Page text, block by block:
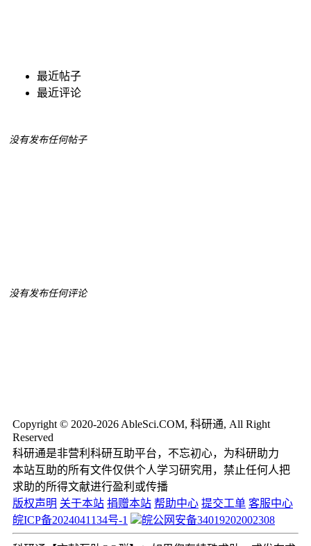
最近帖子
最近评论
没有发布任何帖子
没有发布任何评论
Copyright © 2020-2026 AbleSci.COM, 科研通, All Right
Reserved
科研通是非营利科研互助平台，不忘初心，为科研助力
本站互助的所有文件仅供个人学习研究用，禁止任何人把
求助的所得文献进行盈利或传播
版权声明 关于本站 捐赠本站 帮助中心 提交工单 客服中心
皖ICP备2024041134号-1
皖公网安备34019202002308